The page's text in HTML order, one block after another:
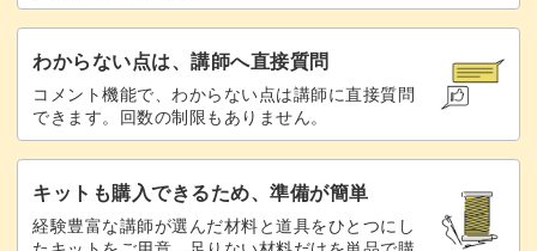
わからない点は、講師へ直接質問
コメント機能で、わからない点は講師に直接質問
できます。回数の制限もありません。
キットも購入できるため、準備が簡単
経験豊富な講師が選んだ材料と道具をひとつにし